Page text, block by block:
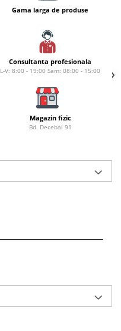
Gama larga de produse
Consultanta profesionala
L-V: 8:00 - 19:00 Sam: 08:00 - 15:00
Magazin fizic
Bd. Decebal 91